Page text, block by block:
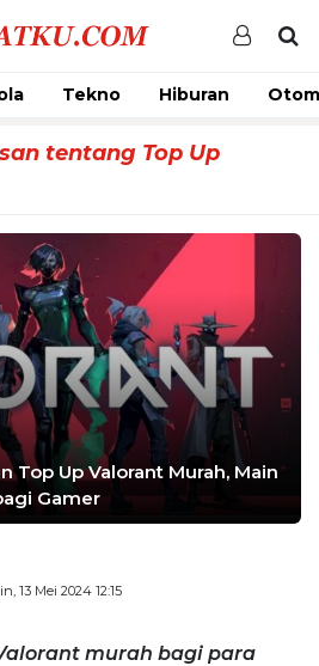
Tekno Hiburan
tentang Top Up
Top Up Valorant Murah, Main
Gamer
13 Mei 2024 12:15
murah bagi para